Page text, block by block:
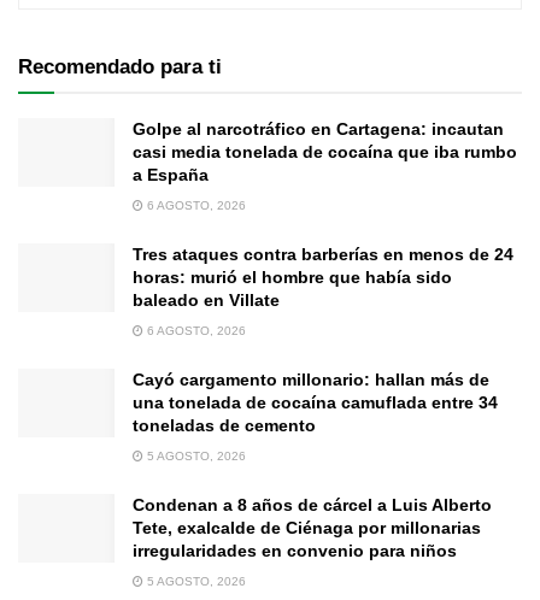
Recomendado para ti
Golpe al narcotráfico en Cartagena: incautan
casi media tonelada de cocaína que iba rumbo
a España
6 AGOSTO, 2026
Tres ataques contra barberías en menos de 24
horas: murió el hombre que había sido
baleado en Villate
6 AGOSTO, 2026
Cayó cargamento millonario: hallan más de
una tonelada de cocaína camuflada entre 34
toneladas de cemento
5 AGOSTO, 2026
Condenan a 8 años de cárcel a Luis Alberto
Tete, exalcalde de Ciénaga por millonarias
irregularidades en convenio para niños
5 AGOSTO, 2026